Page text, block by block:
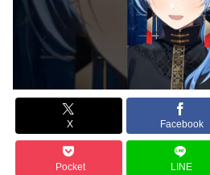
X Facebook
Pocket LINE